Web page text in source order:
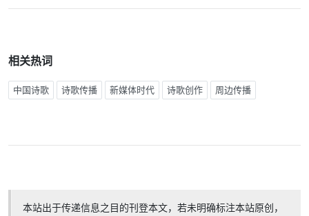
相关热词
中国诗歌 诗歌传播 新媒体时代 诗歌创作 周边传播
本站出于传递信息之目的刊登本文，若未明确标注本站原创，